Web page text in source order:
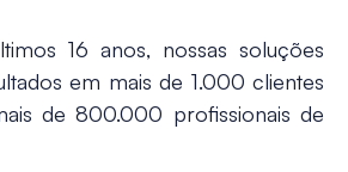
16 anos, nossas soluções
em mais de 1.000 clientes
de 800.000 profissionais de